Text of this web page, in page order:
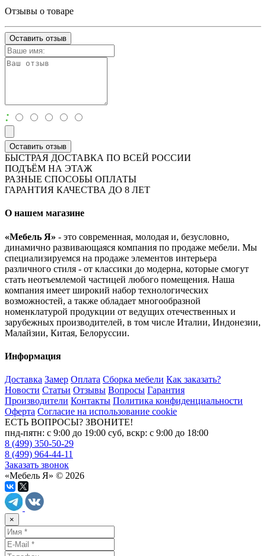
Отзывы о товаре
Оставить отзыв
:
Оставить отзыв
БЫСТРАЯ ДОСТАВКА ПО ВСЕЙ РОССИИ
ПОДЪЁМ НА ЭТАЖ
РАЗНЫЕ СПОСОБЫ ОПЛАТЫ
ГАРАНТИЯ КАЧЕСТВА ДО 8 ЛЕТ
О нашем магазине
«Мебель Я» - это современная, молодая и, безусловно,
динамично развивающаяся компания по продаже мебели. Мы
специализируемся на продаже элементов интерьера
различного стиля - от классики до модерна, которые смогут
стать неотъемлемой частицей любого помещения. Наша
компания имеет широкий набор технологических
возможностей, а также обладает многообразной
номенклатурой продукции от ведущих отечественных и
зарубежных производителей, в том числе Италии, Индонезии,
Малайзии, Китая, Белоруссии.
Информация
Доставка Замер Оплата Сборка мебели Как заказать?
Новости Статьи Отзывы Вопросы Гарантия
Производители Контакты Политика конфиденциальности
Оферта Согласие на использование cookie
ЕСТЬ ВОПРОСЫ? ЗВОНИТЕ!
пнд-пятн: с 9:00 до 19:00 суб, вскр: с 9:00 до 18:00
8 (499) 350-50-29
8 (499) 964-44-11
Заказать звонок
«Мебель Я» © 2026
×